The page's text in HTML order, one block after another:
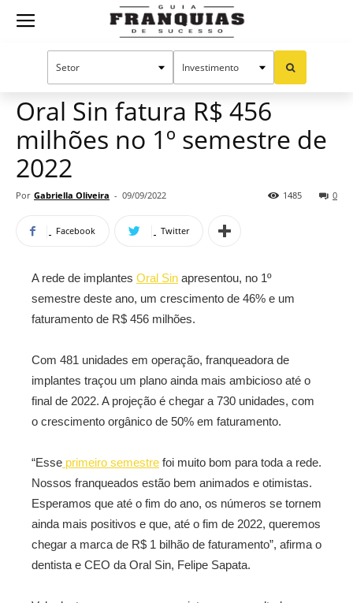
Guia
Mercado de franquias
Oral Sin fatura R$ 456
milhões no 1º semestre de
2022
Por Gabriella Oliveira - 09/09/2022 0
1485
Facebook Twitter
A rede de implantes Oral Sin apresentou, no 1º
semestre deste ano, um crescimento de 46% e um
faturamento de R$ 456 milhões.
Com 481 unidades em operação, franqueadora de
implantes traçou um plano ainda mais ambicioso até o
final de 2022. A projeção é chegar a 730 unidades, com
o crescimento orgânico de 50% em faturamento.
“Esse primeiro semestre foi muito bom para toda a rede.
Nossos franqueados estão bem animados e otimistas.
Esperamos que até o fim do ano, os números se tornem
ainda mais positivos e que, até o fim de 2022, queremos
chegar a marca de R$ 1 bilhão de faturamento”, afirma o
dentista e CEO da Oral Sin, Felipe Sapata.